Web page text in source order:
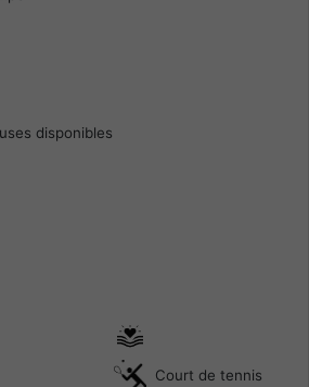
disponibles
Court de tennis